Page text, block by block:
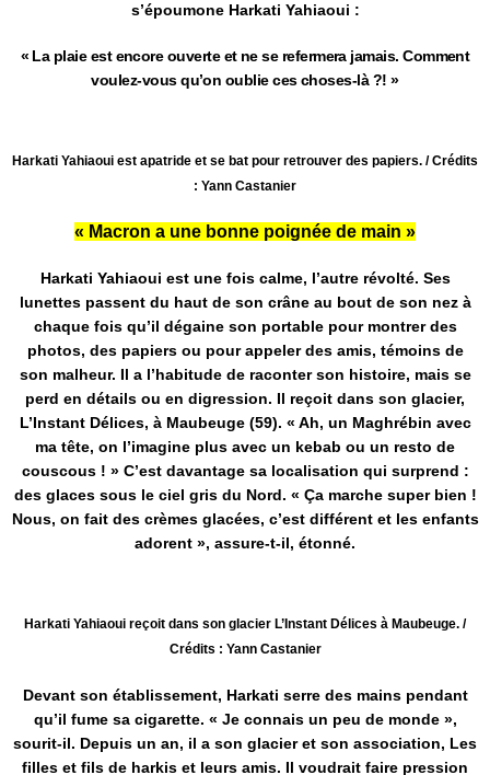
s’époumone Harkati Yahiaoui :
« La plaie est encore ouverte et ne se refermera jamais. Comment
voulez-vous qu’on oublie ces choses-là ?! »
Harkati Yahiaoui est apatride et se bat pour retrouver des papiers. / Crédits
: Yann Castanier
« Macron a une bonne poignée de main »
Harkati Yahiaoui est une fois calme, l’autre révolté. Ses
lunettes passent du haut de son crâne au bout de son nez à
chaque fois qu’il dégaine son portable pour montrer des
photos, des papiers ou pour appeler des amis, témoins de
son malheur. Il a l’habitude de raconter son histoire, mais se
perd en détails ou en digression. Il reçoit dans son glacier,
L’Instant Délices, à Maubeuge (59). « Ah, un Maghrébin avec
ma tête, on l’imagine plus avec un kebab ou un resto de
couscous ! » C’est davantage sa localisation qui surprend :
des glaces sous le ciel gris du Nord. « Ça marche super bien !
Nous, on fait des crèmes glacées, c’est différent et les enfants
adorent », assure-t-il, étonné.
Harkati Yahiaoui reçoit dans son glacier L’Instant Délices à Maubeuge. /
Crédits : Yann Castanier
Devant son établissement, Harkati serre des mains pendant
qu’il fume sa cigarette. « Je connais un peu de monde »,
sourit-il. Depuis un an, il a son glacier et son association, Les
filles et fils de harkis et leurs amis. Il voudrait faire pression